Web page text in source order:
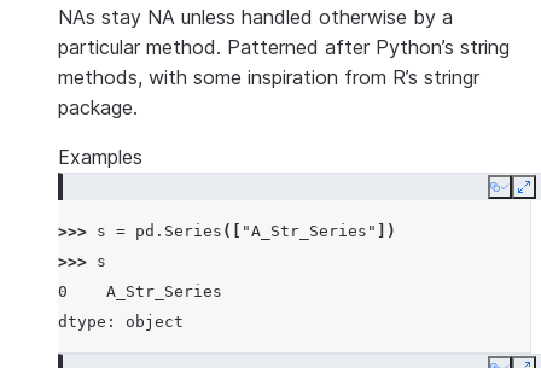
NAs stay NA unless handled otherwise by a
particular method. Patterned after Python’s string
methods, with some inspiration from R’s stringr
package.
Examples
Copy
>>> s = pd . Series ([ "A_Str_Series"
])
>>> s
0    A_Str_Series
dtype: object